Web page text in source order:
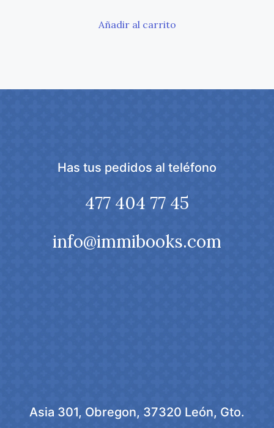
Añadir al carrito
Has tus pedidos al teléfono
477 404 77 45
info@immibooks.com
Asia 301, Obregon, 37320 León, Gto.